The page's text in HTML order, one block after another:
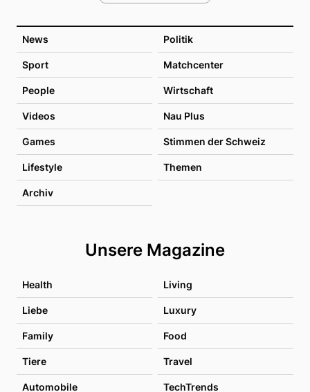
News Politik
Sport Matchcenter
People Wirtschaft
Videos Nau Plus
Games Stimmen der Schweiz
Lifestyle Themen
Archiv
Unsere Magazine
Health Living
Liebe Luxury
Family Food
Tiere Travel
Automobile TechTrends